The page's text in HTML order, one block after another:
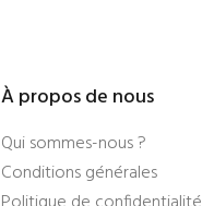
À propos de nous
Qui sommes-nous ?
Conditions générales